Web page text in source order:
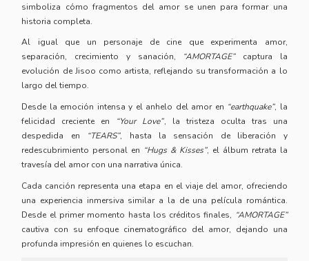
simboliza cómo fragmentos del amor se unen para formar una
historia completa.
Al igual que un personaje de cine que experimenta amor,
separación, crecimiento y sanación,
“AMORTAGE”captura la
evolución de Jisoo como artista, reflejando su transformación a lo
largo del tiempo.
Desde la emoción intensa y el anhelo del amor en “earthquake”, la
felicidad creciente en “Your Love”, la tristeza oculta tras una
despedida en
“TEARS”, hasta la sensación de liberación y
redescubrimiento personal en “Hugs & Kisses”, el álbum retrata la
travesía del amor con una narrativa única.
Cada canción representa una etapa en el viaje del amor, ofreciendo
una experiencia inmersiva similar a la de una película romántica.
Desde el primer momento hasta los créditos finales, “AMORTAGE”
cautiva con su enfoque cinematográfico del amor, dejando una
profunda impresión en quienes lo escuchan.